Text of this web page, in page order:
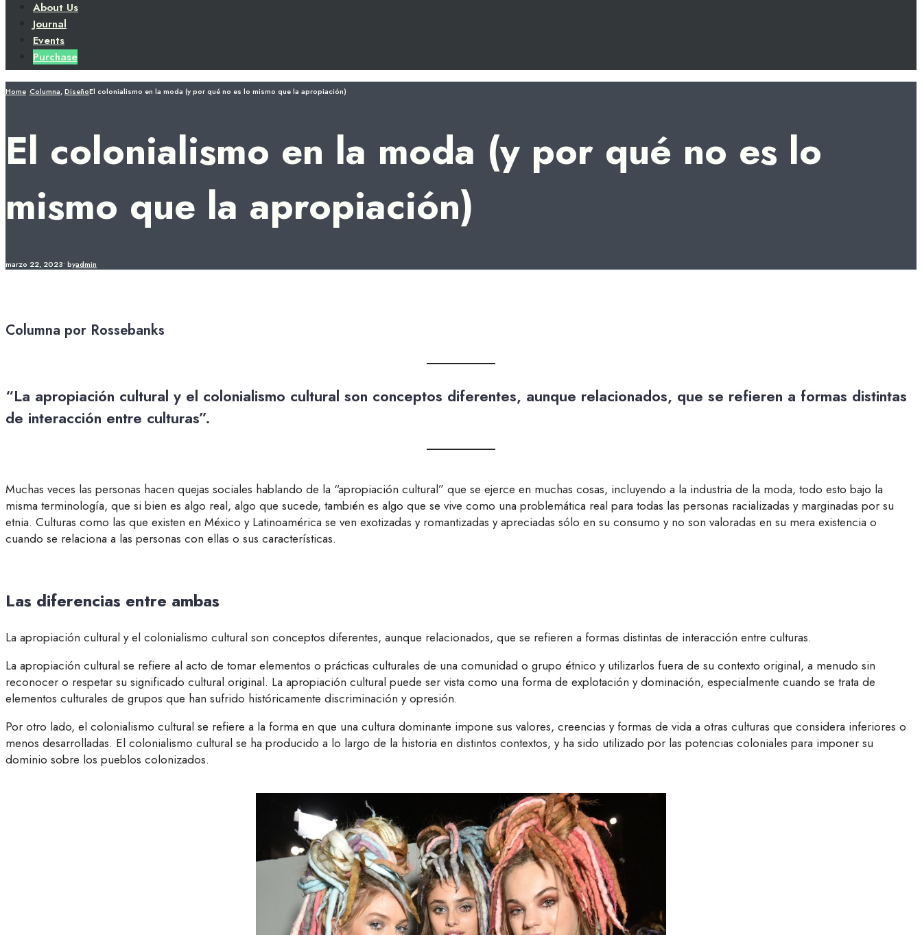
About Us
Journal
Events
Purchase
Home Columna,DiseñoEl colonialismo en la moda (y por qué no es lo mismo que la apropiación)
El colonialismo en la moda (y por qué no es lo
mismo que la apropiación)
marzo 22, 2023• byadmin
Columna por Rossebanks
“La apropiación cultural y el colonialismo cultural son conceptos diferentes, aunque relacionados, que se refieren a formas distintas
de interacción entre culturas”.
Muchas veces las personas hacen quejas sociales hablando de la “apropiación cultural” que se ejerce en muchas cosas, incluyendo a la industria de la moda, todo esto bajo la
misma terminología, que si bien es algo real, algo que sucede, también es algo que se vive como una problemática real para todas las personas racializadas y marginadas por su
etnia. Culturas como las que existen en México y Latinoamérica se ven exotizadas y romantizadas y apreciadas sólo en su consumo y no son valoradas en su mera existencia o
cuando se relaciona a las personas con ellas o sus características.
Las diferencias entre ambas
La apropiación cultural y el colonialismo cultural son conceptos diferentes, aunque relacionados, que se refieren a formas distintas de interacción entre culturas.
La apropiación cultural se refiere al acto de tomar elementos o prácticas culturales de una comunidad o grupo étnico y utilizarlos fuera de su contexto original, a menudo sin
reconocer o respetar su significado cultural original. La apropiación cultural puede ser vista como una forma de explotación y dominación, especialmente cuando se trata de
elementos culturales de grupos que han sufrido históricamente discriminación y opresión.
Por otro lado, el colonialismo cultural se refiere a la forma en que una cultura dominante impone sus valores, creencias y formas de vida a otras culturas que considera inferiores o
menos desarrolladas. El colonialismo cultural se ha producido a lo largo de la historia en distintos contextos, y ha sido utilizado por las potencias coloniales para imponer su
dominio sobre los pueblos colonizados.